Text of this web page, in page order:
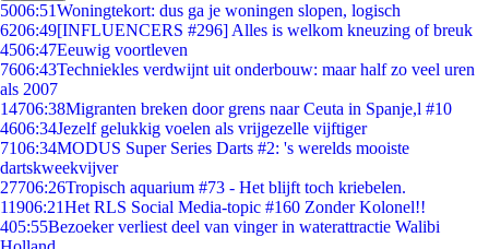
5006:51Woningtekort: dus ga je woningen slopen, logisch
6206:49[INFLUENCERS #296] Alles is welkom kneuzing of breuk
4506:47Eeuwig voortleven
7606:43Techniekles verdwijnt uit onderbouw: maar half zo veel uren
als 2007
14706:38Migranten breken door grens naar Ceuta in Spanje,l #10
4606:34Jezelf gelukkig voelen als vrijgezelle vijftiger
7106:34MODUS Super Series Darts #2: 's werelds mooiste
dartskweekvijver
27706:26Tropisch aquarium #73 - Het blijft toch kriebelen.
11906:21Het RLS Social Media-topic #160 Zonder Kolonel!!
405:55Bezoeker verliest deel van vinger in waterattractie Walibi